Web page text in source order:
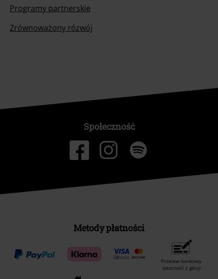
Programy partnerskie
Zrównoważony rózwój
Społeczność
Metody płatności
Przelew bankowy
(płatność z góry)